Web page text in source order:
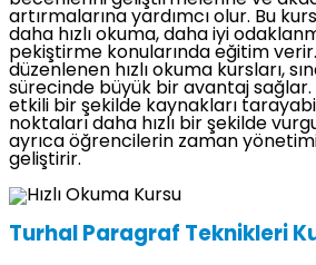
artırmalarına yardımcı olur. Bu
daha hızlı okuma, daha iyi
pekiştirme konularında eğitim
düzenlenen hızlı okuma kursları,
sürecinde büyük bir avantaj
etkili bir şekilde kaynakları
noktaları daha hızlı bir şekilde
ayrıca öğrencilerin zaman
geliştirir.
Turhal Paragraf Teknikleri